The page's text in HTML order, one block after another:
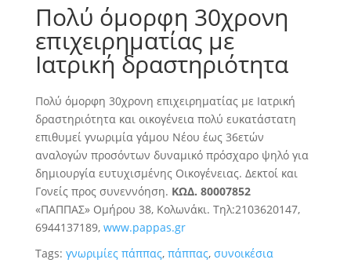
Πολύ όμορφη 30χρονη
επιχειρηματίας με
Ιατρική δραστηριότητα
Πολύ όμορφη 30χρονη επιχειρηματίας με Ιατρική
δραστηριότητα και οικογένεια πολύ ευκατάστατη
επιθυμεί γνωριμία γάμου Νέου έως 36ετών
αναλογών προσόντων δυναμικό πρόσχαρο ψηλό για
δημιουργία ευτυχισμένης Οικογένειας. Δεκτοί και
Γονείς προς συνεννόηση. ΚΩΔ. 80007852
«ΠΑΠΠΑΣ» Ομήρου 38, Κολωνάκι. Τηλ:2103620147,
6944137189, www.pappas.gr
Tags: γνωριμίες πάππας, πάππας, συνοικέσια